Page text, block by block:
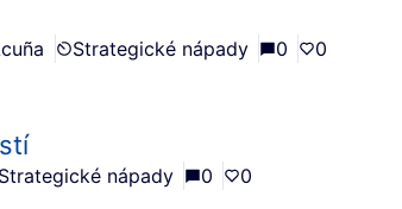
Strategické nápady 0 0
Strategické nápady 0 0